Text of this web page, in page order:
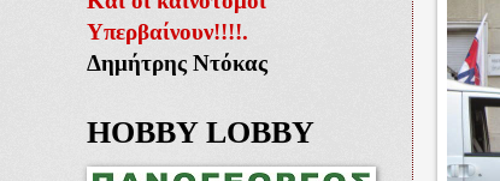
Υπερβαίνουν!!!!.
Δημήτρης Ντόκας
HOBBY LOBBY